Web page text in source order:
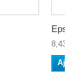
8,43 €